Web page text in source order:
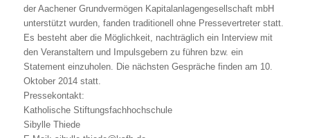
der Aachener Grundvermögen Kapitalanlagengesellschaft mbH
unterstützt wurden, fanden traditionell ohne Pressevertreter statt.
Es besteht aber die Möglichkeit, nachträglich ein Interview mit
den Veranstaltern und Impulsgebern zu führen bzw. ein
Statement einzuholen. Die nächsten Gespräche finden am 10.
Oktober 2014 statt.
Pressekontakt:
Katholische Stiftungsfachhochschule
Sibylle Thiede